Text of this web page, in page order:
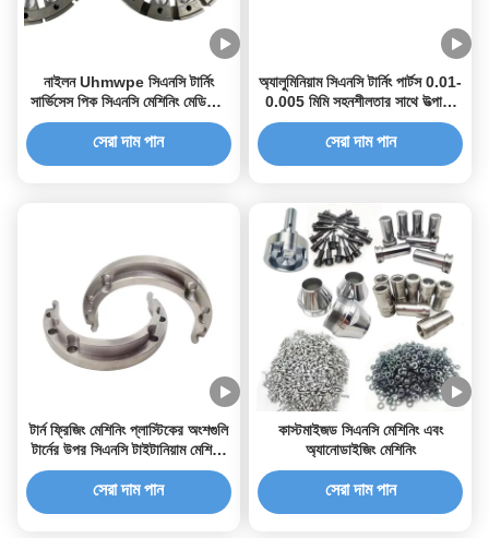
নাইলন Uhmwpe সিএনসি টার্নিং
সার্ভিসেস পিক সিএনসি মেশিনিং মেডিকেল
উপাদান
সেরা দাম পান
অ্যালুমিনিয়াম সিএনসি টার্নিং পার্টস 0.01-
0.005 মিমি সহনশীলতার সাথে উত্পাদন
শ্রেষ্ঠত্ব পুনরায় সংজ্ঞায়িত
সেরা দাম পান
টার্ন ফ্রিজিং মেশিনিং প্লাস্টিকের অংশগুলি
টার্নের উপর সিএনসি টাইটানিয়াম মেশিনিং
পরিষেবাদি
সেরা দাম পান
কাস্টমাইজড সিএনসি মেশিনিং এবং
অ্যানোডাইজিং মেশিনিং
সেরা দাম পান